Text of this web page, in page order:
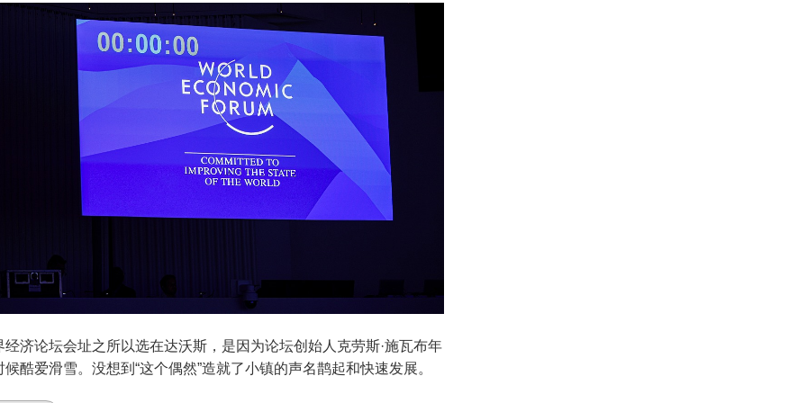
经济论坛会址之所以选在达沃斯，是因为论坛创始人克劳斯·施瓦布年
候酷爱滑雪。没想到“这个偶然”造就了小镇的声名鹊起和快速发展。